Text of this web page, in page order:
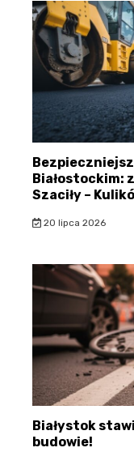
Białostockim:
Szaciły –
20 lipca 2026
Białystok
budowie!